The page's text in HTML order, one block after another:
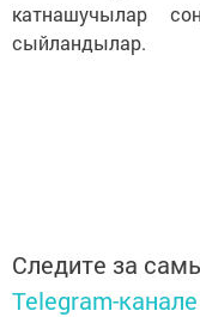
катнашучылар
сыйландылар.
Следите за
Telegram-канале